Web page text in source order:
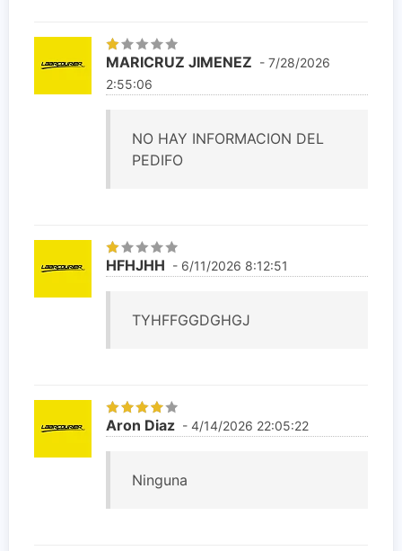
MARICRUZ JIMENEZ - 7/28/2026
2:55:06
NO HAY INFORMACION DEL
PEDIFO
HFHJHH - 6/11/2026 8:12:51
TYHFFGGDGHGJ
Aron Diaz - 4/14/2026 22:05:22
Ninguna